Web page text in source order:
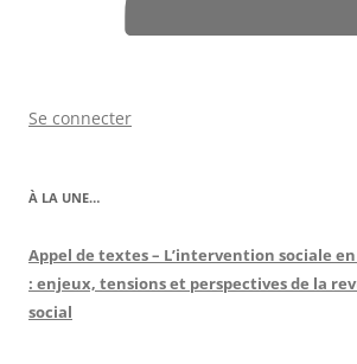
Se connecter
À LA UNE…
Appel de textes – L’intervention sociale
: enjeux, tensions et perspectives de la
social